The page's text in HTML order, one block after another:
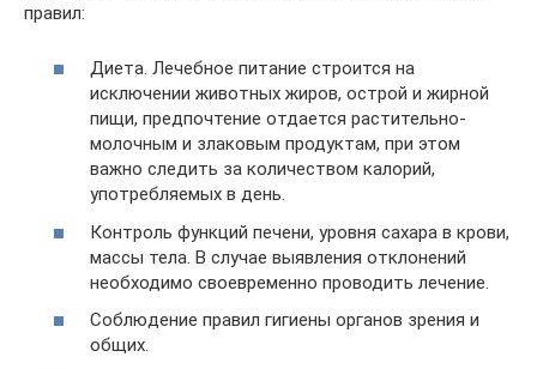
правил:
Диета. Лечебное питание строится на
исключении животных жиров, острой и жирной
пищи, предпочтение отдается растительно-
молочным и злаковым продуктам, при этом
важно следить за количеством калорий,
употребляемых в день.
Контроль функций печени, уровня сахара в крови,
массы тела. В случае выявления отклонений
необходимо своевременно проводить лечение.
Соблюдение правил гигиены органов зрения и
общих.